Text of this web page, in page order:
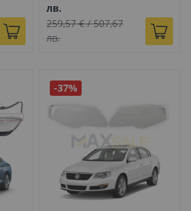
лв.
259,57 €/507,67
лв.
-37%